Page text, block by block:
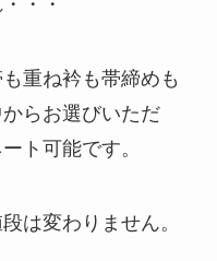
重ね衿も帯締めも
らお選びいただ
ト可能です。
は変わりません。